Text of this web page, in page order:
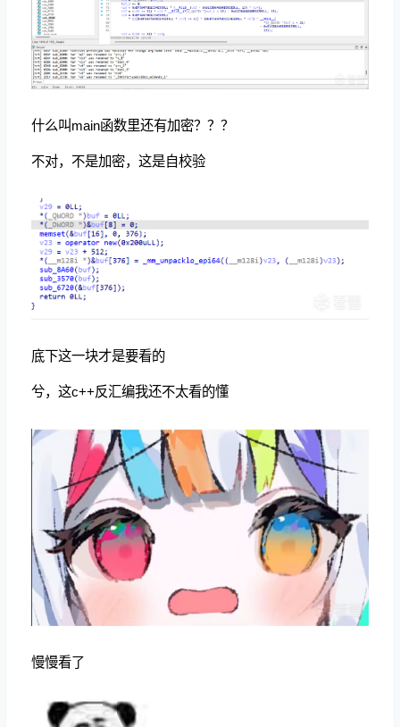
什么叫main函数里还有加密？？？
不对，不是加密，这是自校验
底下这一块才是要看的
兮，这c++反汇编我还不太看的懂
慢慢看了